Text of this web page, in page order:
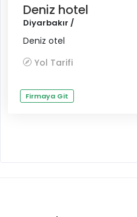
Deniz hotel
Diyarbakır /
Deniz otel
Yol Tarifi
Firmaya Git